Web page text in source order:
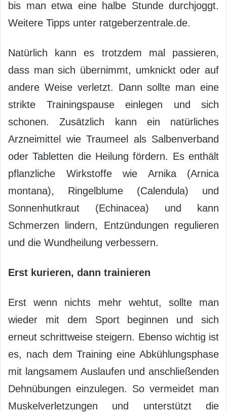
bis man etwa eine halbe Stunde durchjoggt.
Weitere Tipps unter ratgeberzentrale.de.
Natürlich kann es trotzdem mal passieren,
dass man sich übernimmt, umknickt oder auf
andere Weise verletzt. Dann sollte man eine
strikte Trainingspause einlegen und sich
schonen. Zusätzlich kann ein natürliches
Arzneimittel wie Traumeel als Salbenverband
oder Tabletten die Heilung fördern. Es enthält
pflanzliche Wirkstoffe wie Arnika (Arnica
montana), Ringelblume (Calendula) und
Sonnenhutkraut (Echinacea) und kann
Schmerzen lindern, Entzündungen regulieren
und die Wundheilung verbessern.
Erst kurieren, dann trainieren
Erst wenn nichts mehr wehtut, sollte man
wieder mit dem Sport beginnen und sich
erneut schrittweise steigern. Ebenso wichtig ist
es, nach dem Training eine Abkühlungsphase
mit langsamem Auslaufen und anschließenden
Dehnübungen einzulegen. So vermeidet man
Muskelverletzungen und unterstützt die